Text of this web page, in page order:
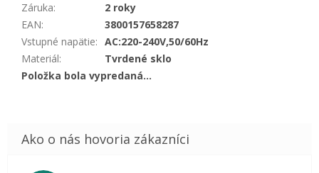
Záruka:
2 roky
EAN:
3800157658287
Vstupné napätie: AC:220-240V,50/60Hz
Materiál:
Tvrdené sklo
Položka bola vypredaná…